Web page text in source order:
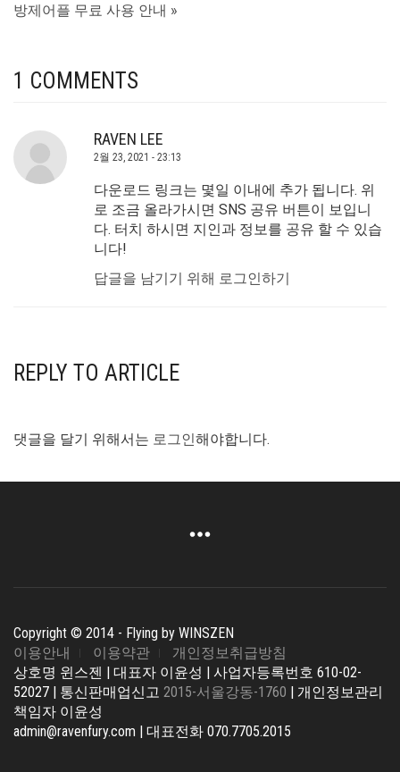
방제어플 무료 사용 안내 »
1 COMMENTS
RAVEN LEE
2월 23, 2021 - 23:13
다운로드 링크는 몇일 이내에 추가 됩니다. 위
로 조금 올라가시면 SNS 공유 버튼이 보입니
다. 터치 하시면 지인과 정보를 공유 할 수 있습
니다!
답글을 남기기 위해 로그인하기
REPLY TO ARTICLE
댓글을 달기 위해서는 로그인해야합니다.
Copyright © 2014 - Flying by WINSZEN
이용안내
이용약관
개인정보취급방침
상호명 윈스젠 | 대표자 이윤성 | 사업자등록번호 610-02-
52027 | 통신판매업신고 2015-서울강동-1760 | 개인정보관리
책임자 이윤성
admin@ravenfury.com | 대표전화 070.7705.2015